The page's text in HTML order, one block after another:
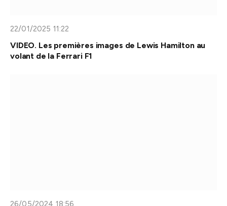
22/01/2025 11:22
VIDEO. Les premières images de Lewis Hamilton au
volant de la Ferrari F1
26/05/2024 18:56